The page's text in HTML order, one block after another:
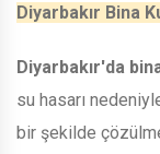
Diyarbakır Bina
Diyarbakır'da
su hasarı
bir şekilde